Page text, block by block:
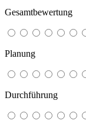
Gesamtbewertung
Planung
Durchführung